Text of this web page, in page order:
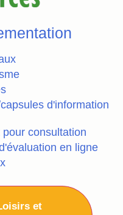
d'information
consultation
en ligne
et